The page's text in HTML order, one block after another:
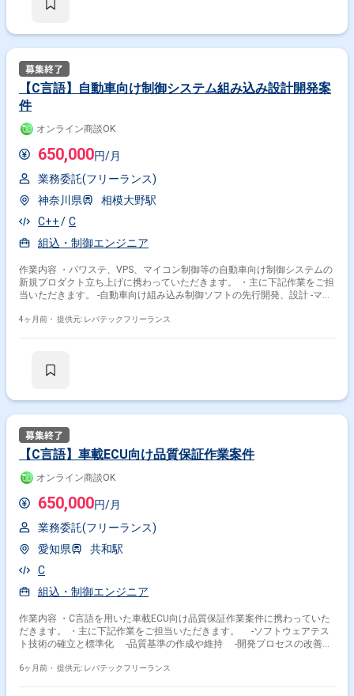
【C言語】自動車向け制御システム組み込み設計開発案
件
オンライン商談OK
650,000円/月
業務委託(フリーランス)
神奈川県
相模大野駅
C++
C
組込・制御エンジニア
作業内容 ・パワステ、VPS、マイコン制御等の自動車向け制御システムの
新規プロダクト立ち上げに携わっていただきます。 ・主に下記作業をご担
当いただきます。 -自動車向け組み込み制御ソフトの先行開発、設計 -マイ
した開発プロセスの策定支援 -将来的な量産化を見据えた技術要件の定義
4ヶ月前・ 提供元: レバテックフリーランス
【C言語】車載ECU向け品質保証作業案件
オンライン商談OK
650,000円/月
業務委託(フリーランス)
愛知県
共和駅
C
組込・制御エンジニア
作業内容 ・C言語を用いた車載ECU向け品質保証作業案件に携わっていた
だきます。 ・主に下記作業をご担当いただきます。 -ソフトウェアテス
ト技術の確立と標準化 -品質基準の作成や維持 -開発プロセスの改善提
-将来的な独立評定チームの構築および体制整備
6ヶ月前・ 提供元: レバテックフリーランス